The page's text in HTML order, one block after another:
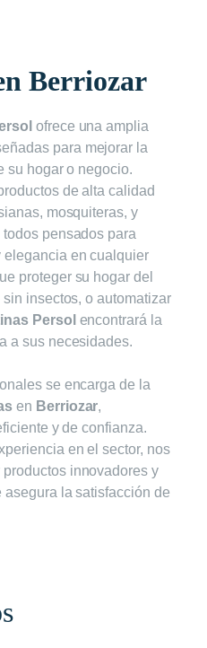
Berriozar
ofrece una amplia
para mejorar la
su hogar o negocio.
de alta calidad
mosquiteras, y
pensados para
elegancia en cualquier
proteger su hogar del
insectos, o automatizar
Persol encontrará la
a sus necesidades.
se encarga de la
en Berriozar,
y de confianza.
en el sector, nos
innovadores y
la satisfacción de